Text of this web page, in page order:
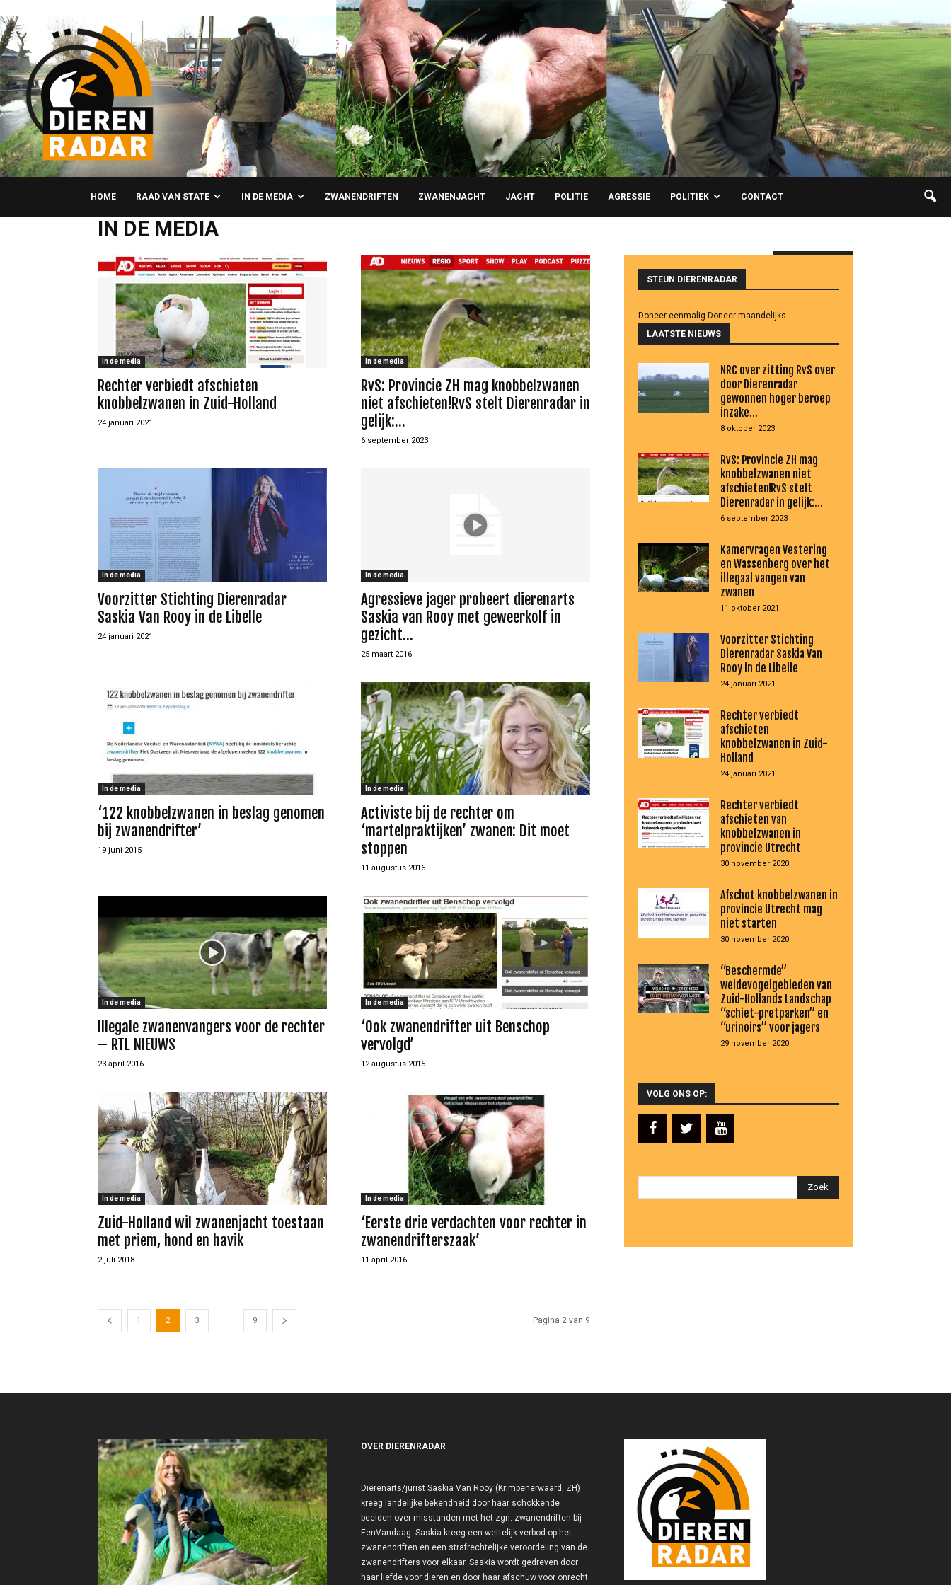
HOME RAAD VAN STATE IN DE MEDIA ZWANENDRIFTEN ZWANENJACHT JACHT POLITIE AGRESSIE POLITIEK CONTACT
IN DE MEDIA
In de media
Rechter verbiedt afschieten
knobbelzwanen in Zuid-Holland
24 januari 2021
In de media
RvS: Provincie ZH mag knobbelzwanen
niet afschieten!RvS stelt Dierenradar in
gelijk:...
6 september 2023
In de media
Voorzitter Stichting Dierenradar
Saskia Van Rooy in de Libelle
24 januari 2021
In de media
Agressieve jager probeert dierenarts
Saskia van Rooy met geweerkolf in
gezicht...
25 maart 2016
In de media
‘122 knobbelzwanen in beslag genomen
bij zwanendrifter’
19 juni 2015
In de media
Activiste bij de rechter om
‘martelpraktijken’ zwanen: Dit moet
stoppen
11 augustus 2016
In de media
Illegale zwanenvangers voor de rechter
– RTL NIEUWS
23 april 2016
In de media
‘Ook zwanendrifter uit Benschop
vervolgd’
12 augustus 2015
In de media
Zuid-Holland wil zwanenjacht toestaan
met priem, hond en havik
2 juli 2018
In de media
‘Eerste drie verdachten voor rechter in
zwanendrifterszaak’
11 april 2016
1 2 3 ... 9 Pagina 2 van 9
STEUN DIERENRADAR
Doneer eenmalig Doneer maandelijks
LAATSTE NIEUWS
NRC over zitting RvS over
door Dierenradar
gewonnen hoger beroep
inzake...
8 oktober 2023
RvS: Provincie ZH mag
knobbelzwanen niet
afschieten!RvS stelt
Dierenradar in gelijk:...
6 september 2023
Kamervragen Vestering
en Wassenberg over het
illegaal vangen van
zwanen
11 oktober 2021
Voorzitter Stichting
Dierenradar Saskia Van
Rooy in de Libelle
24 januari 2021
Rechter verbiedt
afschieten
knobbelzwanen in Zuid-
Holland
24 januari 2021
Rechter verbiedt
afschieten van
knobbelzwanen in
provincie Utrecht
30 november 2020
Afschot knobbelzwanen in
provincie Utrecht mag
niet starten
30 november 2020
“Beschermde”
weidevogelgebieden van
Zuid-Hollands Landschap
“schiet-pretparken” en
“urinoirs” voor jagers
29 november 2020
VOLG ONS OP:
OVER DIERENRADAR
Dierenarts/jurist Saskia Van Rooy (Krimpenerwaard, ZH)
kreeg landelijke bekendheid door haar schokkende
beelden over misstanden met het zgn. zwanendriften bij
EenVandaag. Saskia kreeg een wettelijk verbod op het
zwanendriften en een strafrechtelijke veroordeling van de
zwanendrifters voor elkaar. Saskia wordt gedreven door
haar liefde voor dieren en door haar afschuw voor onrecht